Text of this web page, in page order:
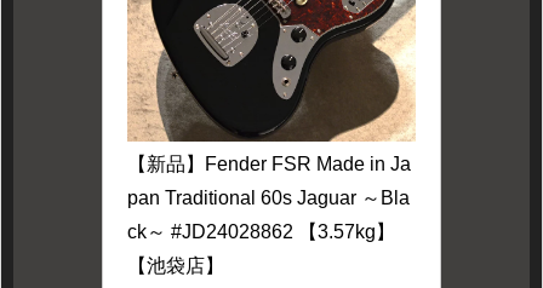
【新品】Fender FSR Made in Ja
pan Traditional 60s Jaguar ～Bla
ck～ #JD24028862 【3.57kg】
【池袋店】